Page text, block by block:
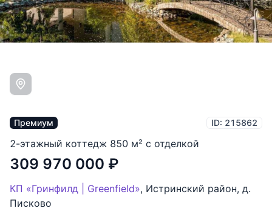
Премиум ID: 215862
2-этажный коттедж 850 м² с отделкой
309 970 000 ₽
КП «Гринфилд | Greenfield», Истринский район, д.
Писково